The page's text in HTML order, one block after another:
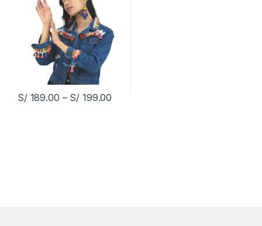
S/189.00 – S/ 199.00